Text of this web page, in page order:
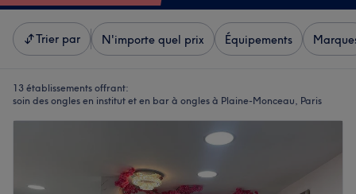
Trier par N'importe quel prix Équipements
13 établissements offrant:
soin des ongles en institut et en bar à ongles à Plaine-Monceau, Paris